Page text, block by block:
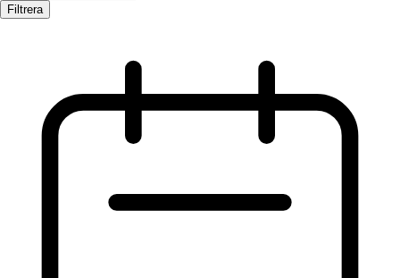
Filtrera